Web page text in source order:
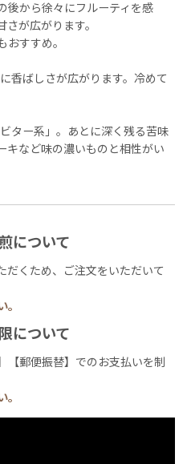
ら徐々にフルーティを感
が広がります。
すめ。
香ばしさが広がります。冷めて
ター系」。あとに深く残る苦味
キなど味の濃いものと相性がい
について
だくため、ご注文をいただいて
について
【郵便振替】でのお支払いを制